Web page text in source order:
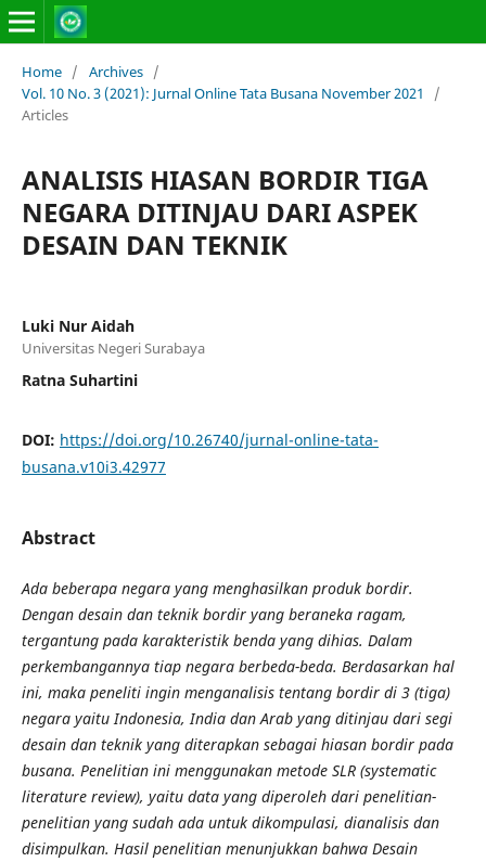
Home / Archives /
Vol. 10 No. 3 (2021): Jurnal Online Tata Busana November 2021
/
Articles
ANALISIS HIASAN BORDIR TIGA
NEGARA DITINJAU DARI ASPEK
DESAIN DAN TEKNIK
Luki Nur Aidah
Universitas Negeri Surabaya
Ratna Suhartini
DOI: https://doi.org/10.26740/jurnal-online-tata-
busana.v10i3.42977
Abstract
Ada beberapa negara yang menghasilkan produk bordir.
Dengan desain dan teknik bordir yang beraneka ragam,
tergantung pada karakteristik benda yang dihias. Dalam
perkembangannya tiap negara berbeda-beda. Berdasarkan hal
ini, maka peneliti ingin menganalisis tentang bordir di 3 (tiga)
negara yaitu Indonesia, India dan Arab yang ditinjau dari segi
desain dan teknik yang diterapkan sebagai hiasan bordir pada
busana. Penelitian ini menggunakan metode SLR (systematic
literature review), yaitu data yang diperoleh dari penelitian-
penelitian yang sudah ada untuk dikompulasi, dianalisis dan
disimpulkan. Hasil penelitian menunjukkan bahwa Desain